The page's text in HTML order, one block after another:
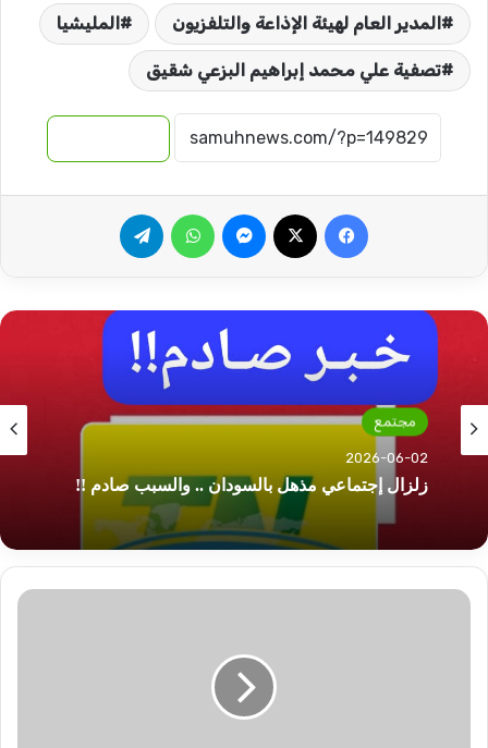
المدير العام لهيئة الإذاعة والتلفزيون المليشيا
تصفية علي محمد إبراهيم البزعي شقيق
فيسبوك ماسنجر واتساب
مجتمع
2026-06-02
زلزال إجتماعي مذهل بالسودان .. والسبب صادم !!
مجلس